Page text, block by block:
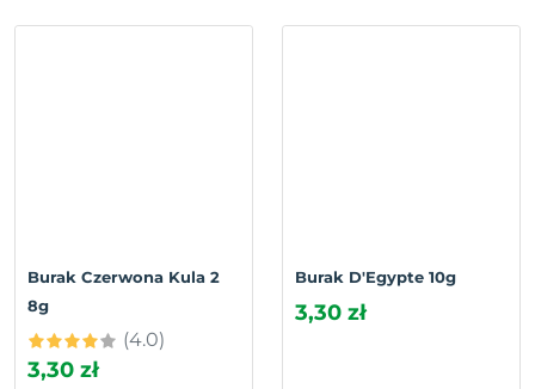
Burak Czerwona Kula 2
8g
(4.0)
3,30 zł
Burak D'Egypte 10g
3,30 zł